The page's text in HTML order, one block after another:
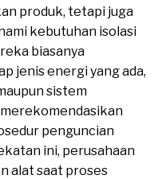
produk, tetapi juga
kebutuhan isolasi
biasanya
jenis energi yang ada,
sistem
penguncian
ini, perusahaan
alat saat proses